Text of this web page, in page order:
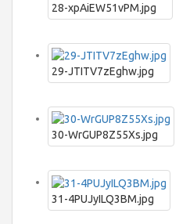
28-xpAiEW51vPM.jpg
29-JTITV7zEghw.jpg
30-WrGUP8Z55Xs.jpg
31-4PUJyILQ3BM.jpg